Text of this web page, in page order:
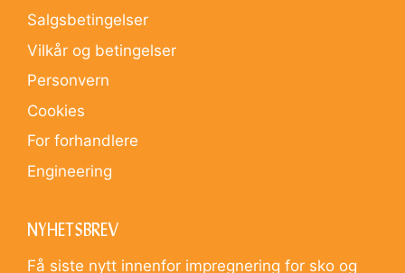
Salgsbetingelser
Vilkår og betingelser
Personvern
Cookies
For forhandlere
Engineering
NYHETSBREV
Få siste nytt innenfor impregnering for sko og